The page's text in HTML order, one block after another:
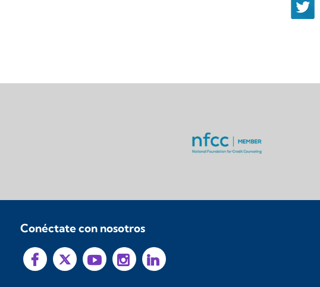
Conéctate con nosotros